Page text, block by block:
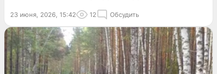
23 июня, 2026, 15:42 12 Обсудить